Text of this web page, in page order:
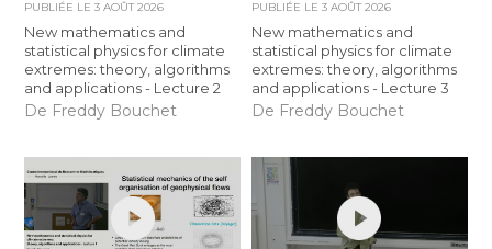
PUBLIÉE LE3 AOÛT 2026
New mathematics and
statistical physics for climate
extremes: theory, algorithms
and applications - Lecture 2
De Freddy Bouchet
PUBLIÉE LE 3 AOÛT 2026
New mathematics and
statistical physics for climate
extremes: theory, algorithms
and applications - Lecture 3
De Freddy Bouchet